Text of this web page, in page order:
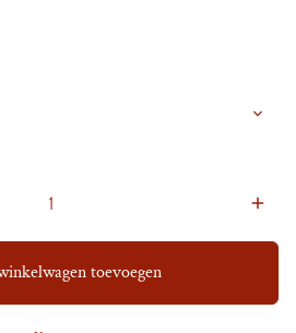
add
toevoegen